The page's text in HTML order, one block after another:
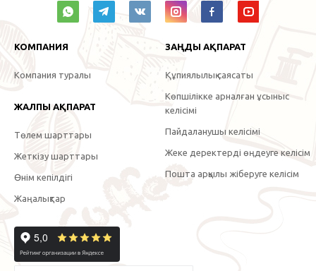
КОМПАНИЯ
Компания туралы
ЖАЛПЫ АҚПАРАТ
Төлем шарттары
Жеткізу шарттары
Өнім кепілдігі
Жаңалықтар
ЗАҢДЫ АҚПАРАТ
Құпиялылық саясаты
Көпшілікке арналған ұсыныс
келісімі
Пайдаланушы келісімі
Жеке деректерді өңдеуге келісім
Пошта арқылы жіберуге келісім